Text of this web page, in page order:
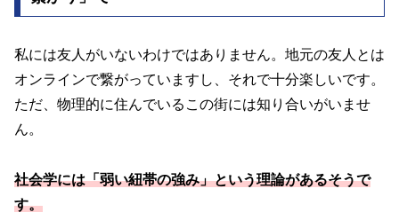
私には友人がいないわけではありません。地元の友人とは
オンラインで繋がっていますし、それで十分楽しいです。
ただ、物理的に住んでいるこの街には知り合いがいませ
ん。
社会学には「弱い紐帯の強み」という理論があるそうで
す。